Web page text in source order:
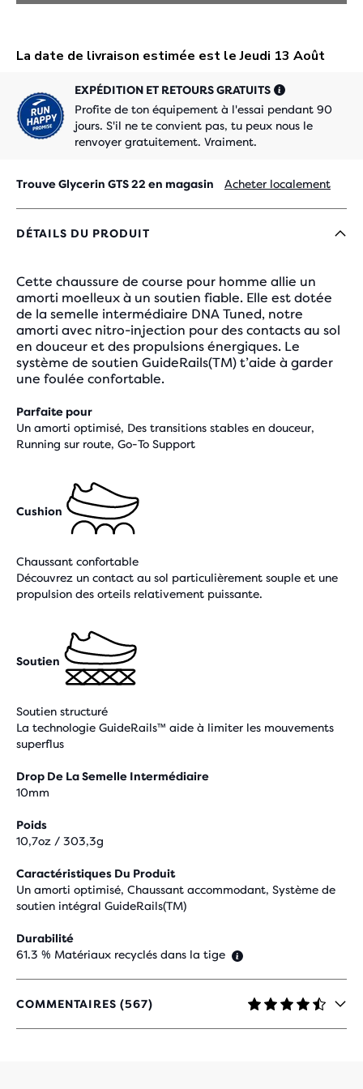
EXPÉDITION ET RETOURS GRATUITS
Profite de ton équipement à l'essai pendant 90
jours. S'il ne te convient pas, tu peux nous le
renvoyer gratuitement. Vraiment.
Trouve Glycerin GTS 22 en magasin Acheter localement
DÉTAILS DU PRODUIT
Cette chaussure de course pour homme allie un
amorti moelleux à un soutien fiable. Elle est dotée
de la semelle intermédiaire DNA Tuned, notre
amorti avec nitro-injection pour des contacts au sol
en douceur et des propulsions énergiques. Le
système de soutien GuideRails(TM) t’aide à garder
une foulée confortable.
Parfaite pour
Un amorti optimisé, Des transitions stables en douceur,
Running sur route, Go-To Support
Cushion
Chaussant confortable
Découvrez un contact au sol particulièrement souple et une
propulsion des orteils relativement puissante.
Soutien
Soutien structuré
La technologie GuideRails™ aide à limiter les mouvements
superflus
Drop De La Semelle Intermédiaire
10mm
Poids
10,7oz / 303,3g
Caractéristiques Du Produit
Un amorti optimisé, Chaussant accommodant, Système de
soutien intégral GuideRails(TM)
Durabilité
61.3 % Matériaux recyclés dans la tige
COMMENTAIRES (567)
4,3
SUR